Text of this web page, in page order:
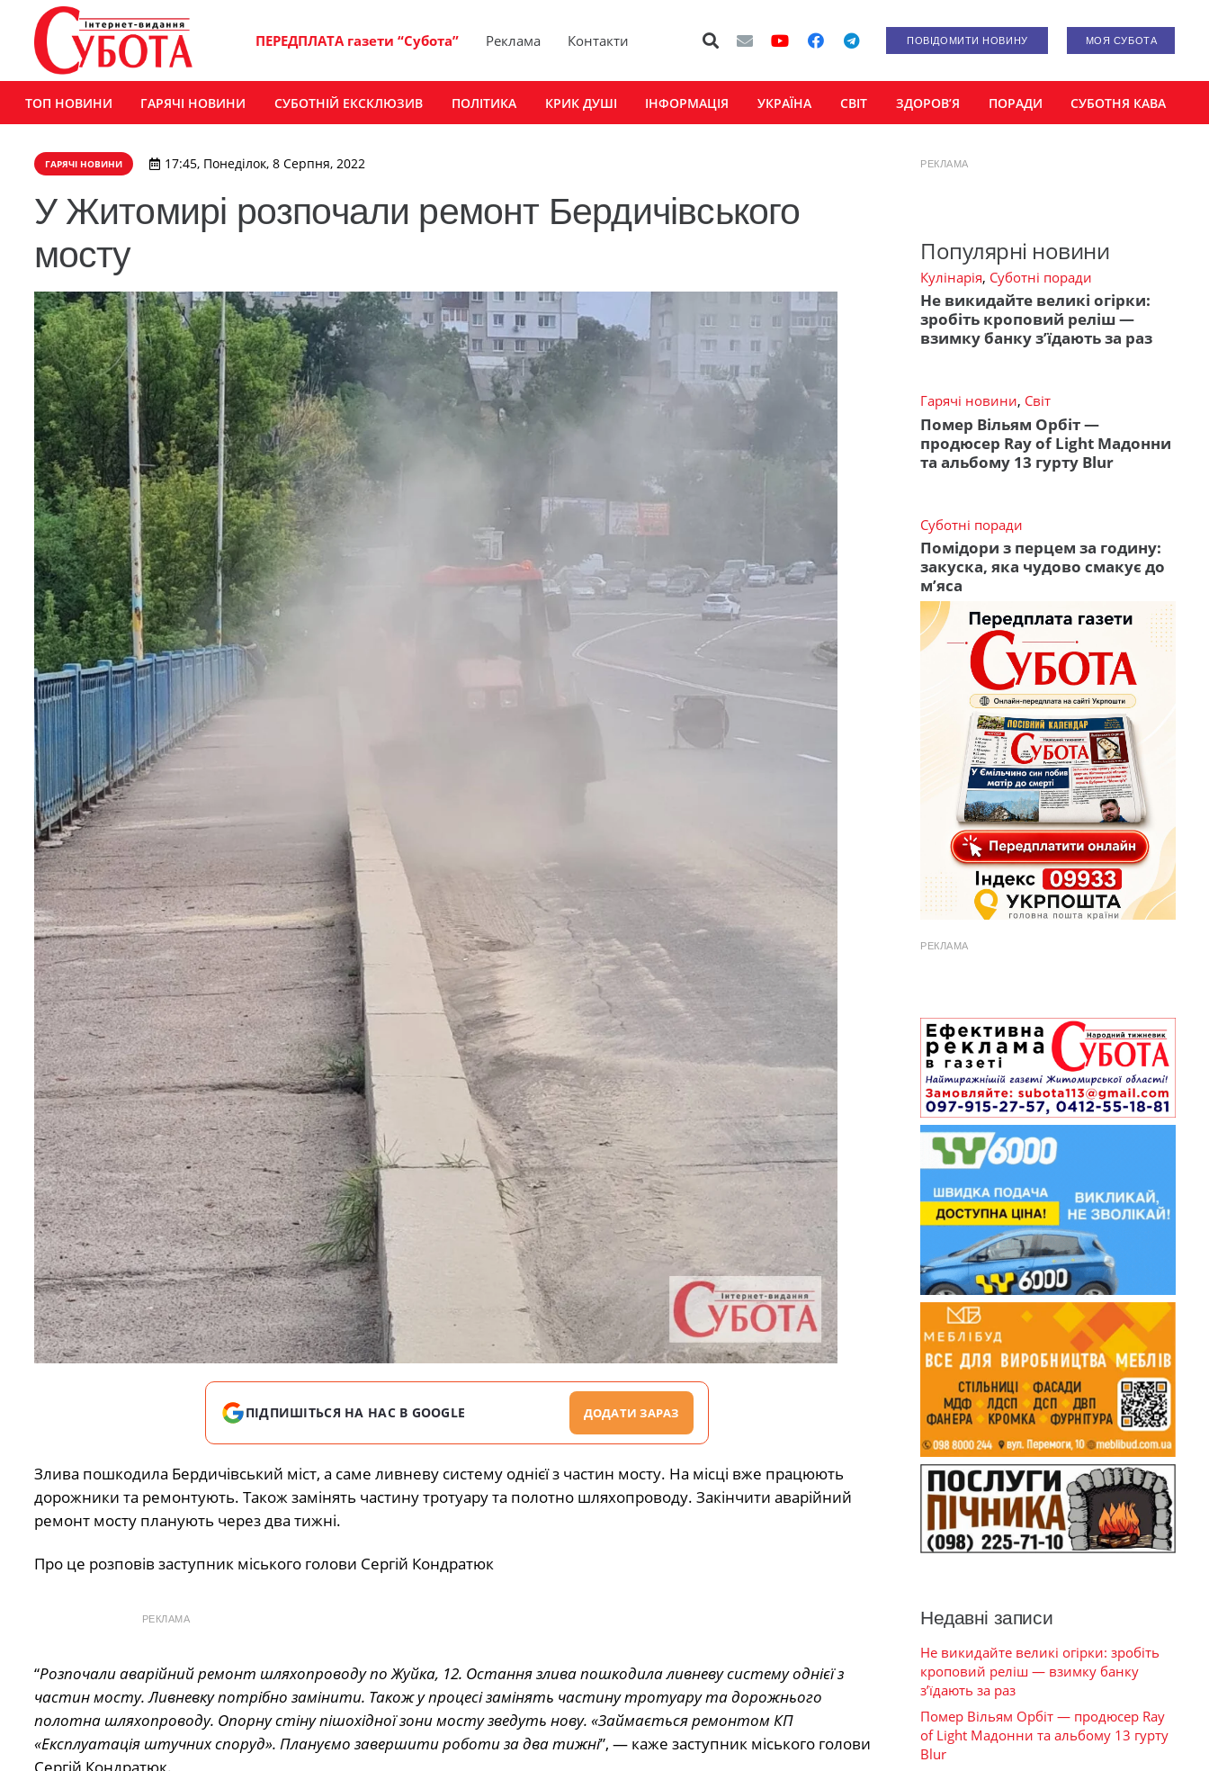
ПЕРЕДПЛАТА газети “Субота” Реклама Контакти ПОВІДОМИТИ НОВИНУ МОЯ СУБОТА
ТОП НОВИНИ ГАРЯЧІ НОВИНИ СУБОТНІЙ ЕКСКЛЮЗИВ ПОЛІТИКА КРИК ДУШІ ІНФОРМАЦІЯ УКРАЇНА СВІТ ЗДОРОВ’Я ПОРАДИ СУБОТНЯ КАВА
ГАРЯЧІ НОВИНИ 17:45, Понеділок, 8 Серпня, 2022
У Житомирі розпочали ремонт Бердичівського
мосту
ПІДПИШІТЬСЯ НА НАС В GOOGLE ДОДАТИ ЗАРАЗ
Злива пошкодила Бердичівський міст, а саме ливневу систему однієї з частин мосту. На місці вже працюють
дорожники та ремонтують. Також замінять частину тротуару та полотно шляхопроводу. Закінчити аварійний
ремонт мосту планують через два тижні.
Про це розповів заступник міського голови Сергій Кондратюк
РЕКЛАМА
“Розпочали аварійний ремонт шляхопроводу по Жуйка, 12. Остання злива пошкодила ливневу систему однієї з
частин мосту. Ливневку потрібно замінити. Також у процесі замінять частину тротуару та дорожнього
полотна шляхопроводу. Опорну стіну пішохідної зони мосту зведуть нову. «Займається ремонтом КП
«Експлуатація штучних споруд». Плануємо завершити роботи за два тижні”, — каже заступник міського голови
РЕКЛАМА
Популярні новини
Кулінарія, Суботні поради
Не викидайте великі огірки:
зробіть кроповий реліш —
взимку банку з’їдають за раз
Гарячі новини, Світ
Помер Вільям Орбіт —
продюсер Ray of Light Мадонни
та альбому 13 гурту Blur
Суботні поради
Помідори з перцем за годину:
закуска, яка чудово смакує до
м’яса
РЕКЛАМА
Недавні записи
Не викидайте великі огірки: зробіть
кроповий реліш — взимку банку
з’їдають за раз
Помер Вільям Орбіт — продюсер Ray
of Light Мадонни та альбому 13 гурту
Blur